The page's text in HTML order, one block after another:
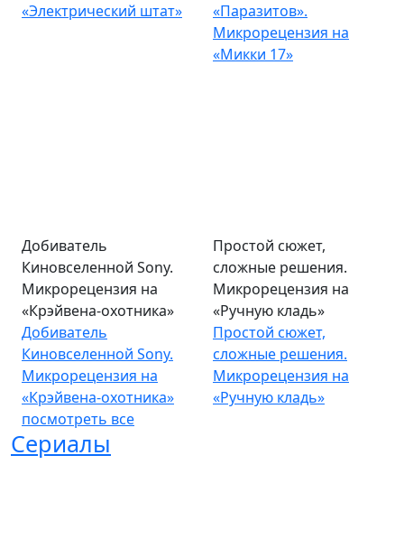
«Электрический штат»
«Паразитов».
Микрорецензия на
«Микки 17»
Добиватель
Киновселенной Sony.
Микрорецензия на
«Крэйвена-охотника»
Добиватель
Киновселенной Sony.
Микрорецензия на
«Крэйвена-охотника»
Простой сюжет,
сложные решения.
Микрорецензия на
«Ручную кладь»
Простой сюжет,
сложные решения.
Микрорецензия на
«Ручную кладь»
посмотреть все
Сериалы